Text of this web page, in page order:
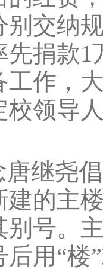
别交纳
先捐款1
作，
校领导
继尧
建的主
别号。
用“楼